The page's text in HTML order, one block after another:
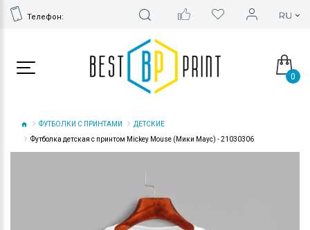
Телефон:
0
ФУТБОЛКИ С ПРИНТАМИ
ДЕТСКИЕ
Футболка детская с принтом Mickey Mouse (Мики Маус) - 21030306